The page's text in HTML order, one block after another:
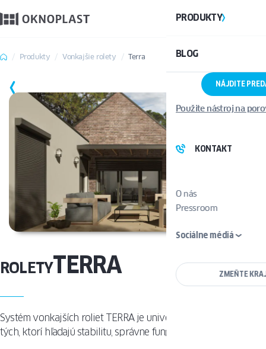
PRODUKTY
BLOG
NÁJDITE
Použite nástroj na
KONTAKT
O nás
Pressroom
Sociálne médiá
ZMEŇTE
Produkty Vonkajšie rolety Terra
ULOŽIŤ
ROLETYTERRA
Systém vonkajších roliet TERRA je univerzálnou voľbou pre
tých, ktorí hľadajú stabilitu, správne fungovanie a bezpečnosť.